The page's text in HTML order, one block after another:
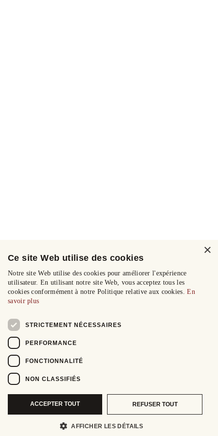
×
Ce site Web utilise des cookies
Notre site Web utilise des cookies pour améliorer l'expérience
utilisateur. En utilisant notre site Web, vous acceptez tous les
cookies conformément à notre Politique relative aux cookies.En
savoir plus
STRICTEMENT NÉCESSAIRES
PERFORMANCE
FONCTIONNALITÉ
NON CLASSIFIÉS
ACCEPTER TOUT REFUSER TOUT
AFFICHER LES DÉTAILS